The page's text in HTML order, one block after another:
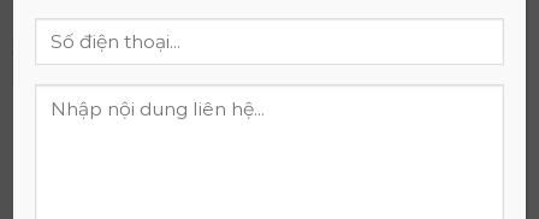
1.850.000VND
Đặt mua ngay
1.725.000VND
-56%